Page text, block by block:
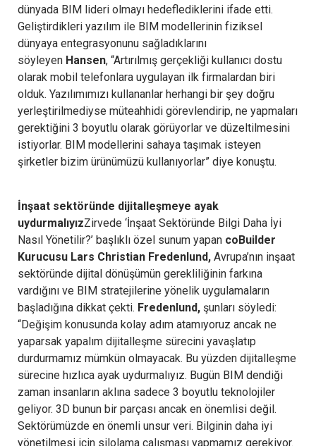
dünyada BIM lideri olmayı hedeflediklerini ifade etti.
Geliştirdikleri yazılım ile BIM modellerinin fiziksel
dünyaya entegrasyonunu sağladıklarını
söyleyen Hansen, “Artırılmış gerçekliği kullanıcı dostu
olarak mobil telefonlara uygulayan ilk firmalardan biri
olduk. Yazılımımızı kullananlar herhangi bir şey doğru
yerleştirilmediyse müteahhidi görevlendirip, ne yapmaları
gerektiğini 3 boyutlu olarak görüyorlar ve düzeltilmesini
istiyorlar. BIM modellerini sahaya taşımak isteyen
şirketler bizim ürünümüzü kullanıyorlar” diye konuştu.
İnşaat sektöründe dijitalleşmeye ayak
uydurmalıyızZirvede ‘İnşaat Sektöründe Bilgi Daha İyi
Nasıl Yönetilir?’ başlıklı özel sunum yapan coBuilder
Kurucusu Lars Christian Fredenlund, Avrupa’nın inşaat
sektöründe dijital dönüşümün gerekliliğinin farkına
vardığını ve BIM stratejilerine yönelik uygulamaların
başladığına dikkat çekti. Fredenlund, şunları söyledi:
“Değişim konusunda kolay adım atamıyoruz ancak ne
yaparsak yapalım dijitalleşme sürecini yavaşlatıp
durdurmamız mümkün olmayacak. Bu yüzden dijitalleşme
sürecine hızlıca ayak uydurmalıyız. Bugün BIM dendiği
zaman insanların aklına sadece 3 boyutlu teknolojiler
geliyor. 3D bunun bir parçası ancak en önemlisi değil.
Sektörümüzde en önemli unsur veri. Bilginin daha iyi
yönetilmesi için silolama çalışması yapmamız gerekiyor.